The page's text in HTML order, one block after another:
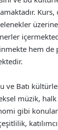
Kurs,
hem de
ve Batı
müzik, halk
gibi